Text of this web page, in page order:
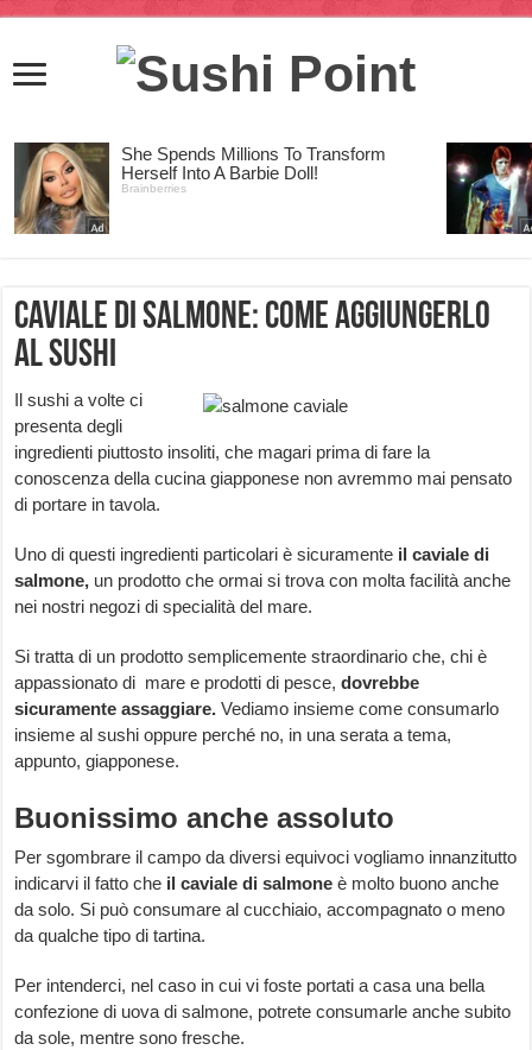
Caviale di salmone: come aggiungerlo
al sushi
Il sushi a volte ci
presenta degli
ingredienti piuttosto insoliti, che magari prima di fare la
conoscenza della cucina giapponese non avremmo mai pensato
di portare in tavola.
Uno di questi ingredienti particolari è sicuramente il caviale di
salmone, un prodotto che ormai si trova con molta facilità anche
nei nostri negozi di specialità del mare.
Si tratta di un prodotto semplicemente straordinario che, chi è
appassionato di mare e prodotti di pesce,dovrebbe
sicuramente assaggiare.Vediamo insieme come consumarlo
insieme al sushi oppure perché no, in una serata a tema,
appunto, giapponese.
Buonissimo anche assoluto
Per sgombrare il campo da diversi equivoci vogliamo innanzitutto
indicarvi il fatto che il caviale di salmoneè molto buono anche
da solo. Si può consumare al cucchiaio, accompagnato o meno
da qualche tipo di tartina.
Per intenderci, nel caso in cui vi foste portati a casa una bella
confezione di uova di salmone, potrete consumarle anche subito
da sole, mentre sono fresche.